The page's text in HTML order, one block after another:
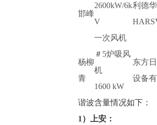
邯峰
2600kW/6k
V
一次风机
利德
杨柳
青
＃5炉吸风
机
1600 kW
东方
设备
谐波含量情况如下：
1）上安：